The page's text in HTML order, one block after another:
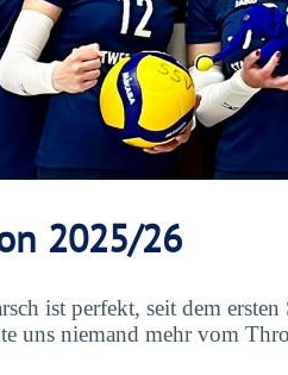
2025/26
ist perfekt, seit dem
uns niemand mehr vom